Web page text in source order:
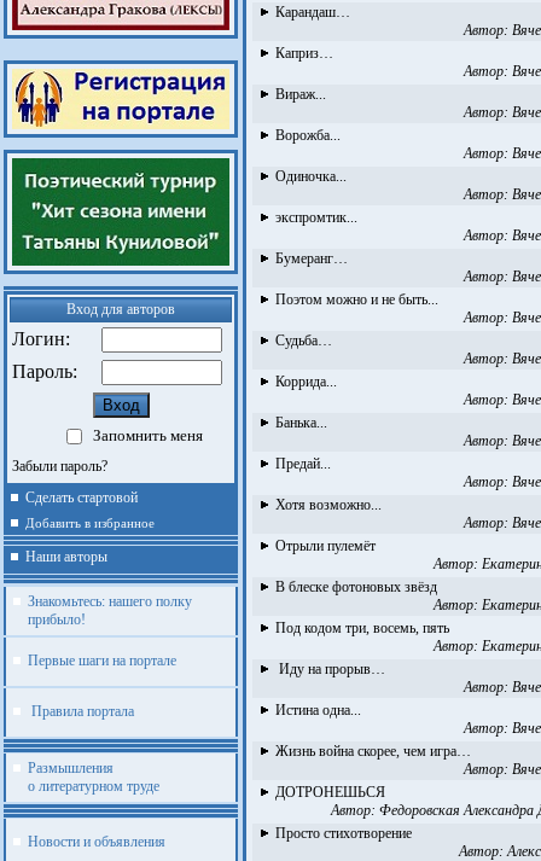
Вход для авторов
Логин:
Пароль:
Запомнить меня
Забыли пароль?
Сделать стартовой
Добавить в избранное
Наши авторы
Знакомьтесь: нашего полку
прибыло!
Первые шаги на портале
Правила портала
Размышления
о литературном труде
Новости и объявления
Карандаш…
Автор:
Каприз…
Автор:
Вираж...
Автор:
Ворожба...
Автор:
Одиночка...
Автор:
экспромтик...
Автор:
Бумеранг…
Автор:
Поэтом можно и не быть...
Автор:
Судьба…
Автор:
Коррида...
Автор:
Банька...
Автор:
Предай...
Автор:
Хотя возможно...
Автор:
Отрыли пулемёт
Автор:
В блеске фотоновых звёзд
Автор:
Под кодом три, восемь, пять
Автор:
Иду на прорыв…
Автор:
Истина одна...
Автор:
Жизнь война скорее, чем игра…
Автор:
ДОТРОНЕШЬСЯ
Автор: Федоровская
Просто стихотворение
Автор: